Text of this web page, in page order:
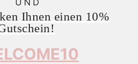
UND
Ihnen einen 10%